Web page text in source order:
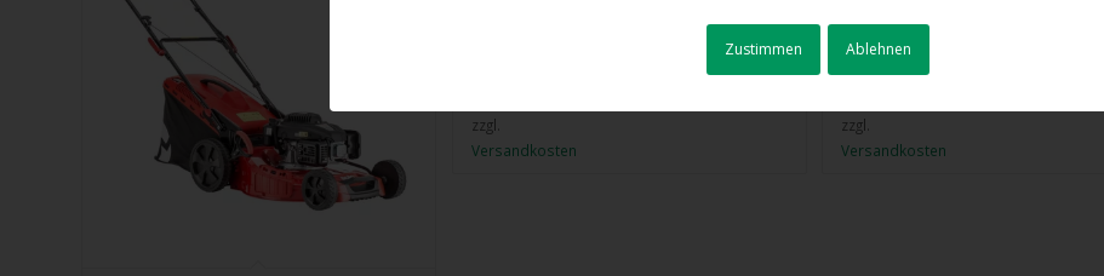
Zustimmen Ablehnen
zzgl.
Versandkosten
zzgl.
Versandkosten